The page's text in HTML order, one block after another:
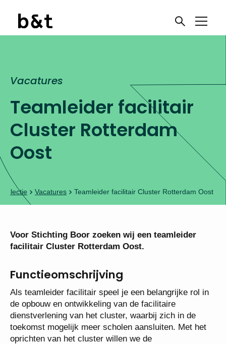
Teamleider facilitair
Cluster Rotterdam
Oost
Vacatures
selectie Vacatures Teamleider facilitair Cluster Rotterdam Oost
Voor Stichting Boor zoeken wij een teamleider
facilitair Cluster Rotterdam Oost.
Functieomschrijving
Als teamleider facilitair speel je een belangrijke rol
in de opbouw en ontwikkeling van de facilitaire
dienstverlening van het cluster, waarbij zich in de
toekomst mogelijk meer scholen aansluiten. Met het
oprichten van het cluster willen we de
Ben je toe aan een
nieuwe uitdaging?
Meld je aan voor onze
vacaturenieuwsbrief